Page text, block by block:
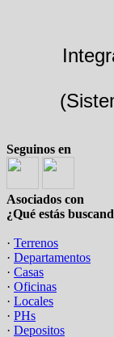
Seguinos en
Asociados con
¿Qué estás
· Terrenos
· Departamentos
· Casas
· Oficinas
· Locales
· PHs
· Depositos